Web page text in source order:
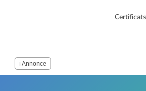
ℹ️ Annonce